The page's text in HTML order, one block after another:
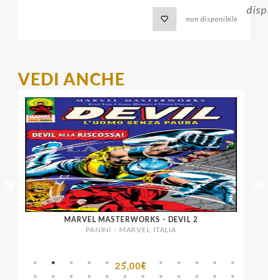
non disponibile
VEDI ANCHE
MARVEL MASTERWORKS - DEVIL 2
PANINI - MARVEL ITALIA
25,00€